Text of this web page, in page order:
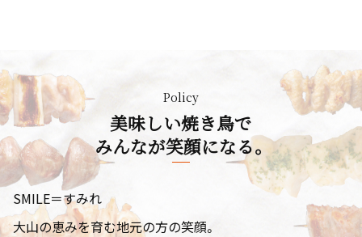
Policy
美味しい焼き鳥で
みんなが笑顔になる。
SMILE＝すみれ
大山の恵みを育む地元の方の笑顔。